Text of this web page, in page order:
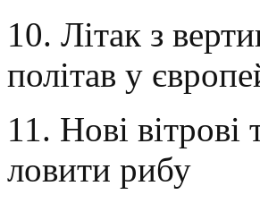
10. Літак з
політав у
11. Нові
ловити рибу